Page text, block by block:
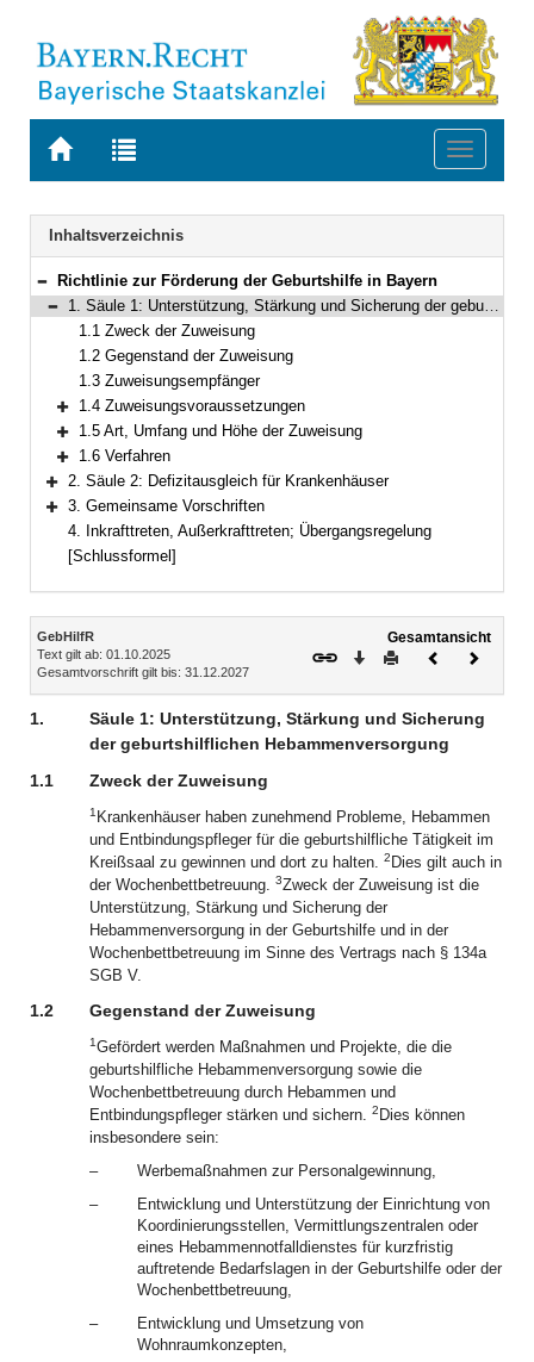
Zur
BAYERN.RECHT
Zur
letzten
Suche
Toggle
Navigation
Inhaltsverzeichnis
Bereich reduzieren
Richtlinie zur Förderung der Geburtshilfe in Bayern
Bereich reduzieren
1. Säule 1: Unterstützung, Stärkung und Sicherung der geburtshilflichen Hebammenversorgung
1.1 Zweck der Zuweisung
1.2 Gegenstand der Zuweisung
1.3 Zuweisungsempfänger
Bereich erweitern
1.4 Zuweisungsvoraussetzungen
Bereich erweitern
1.5 Art, Umfang und Höhe der Zuweisung
Bereich erweitern
1.6 Verfahren
Bereich erweitern
2. Säule 2: Defizitausgleich für Krankenhäuser
Bereich erweitern
3. Gemeinsame Vorschriften
4. Inkrafttreten, Außerkrafttreten; Übergangsregelung
[Schlussformel]
Inhalt
GebHilfR
Text gilt ab: 01.10.2025
Gesamtvorschrift gilt bis: 31.12.2027
Gesamtansicht
Download
DruckenVorheriges
1.
Säule 1: Unterstützung, Stärkung und Sicherung
der geburtshilflichen Hebammenversorgung
1.1
Zweck der Zuweisung
1 Krankenhäuser haben zunehmend Probleme, Hebammen
und Entbindungspfleger für die geburtshilfliche Tätigkeit im
Kreißsaal zu gewinnen und dort zu halten. 2 Dies gilt auch in
der Wochenbettbetreuung. 3Zweck der Zuweisung ist die
Unterstützung, Stärkung und Sicherung der
Hebammenversorgung in der Geburtshilfe und in der
Wochenbettbetreuung im Sinne des Vertrags nach § 134a
SGB V.
1.2 Gegenstand der Zuweisung
1Gefördert werden Maßnahmen und Projekte, die die
geburtshilfliche Hebammenversorgung sowie die
Wochenbettbetreuung durch Hebammen und
Entbindungspfleger stärken und sichern. 2 Dies können
insbesondere sein:
–
Werbemaßnahmen zur Personalgewinnung,
–
Entwicklung und Unterstützung der Einrichtung von
Koordinierungsstellen, Vermittlungszentralen oder
eines Hebammennotfalldienstes für kurzfristig
auftretende Bedarfslagen in der Geburtshilfe oder der
Wochenbettbetreuung,
–
Entwicklung und Umsetzung von
Wohnraumkonzepten,